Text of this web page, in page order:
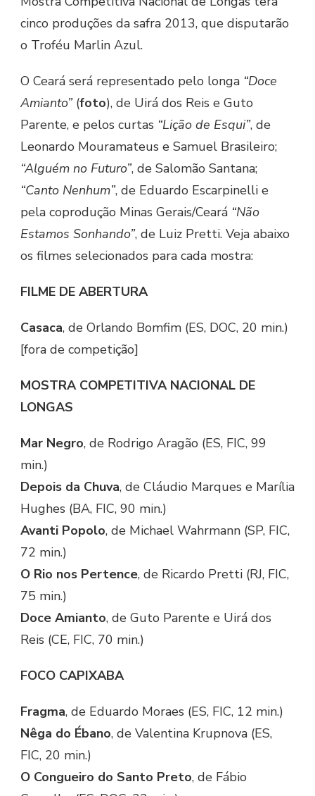
cinco produções da safra 2013, que disputarão
o Troféu Marlin Azul.
O Ceará será representado pelo longa “Doce
Amianto”(foto), de Uirá dos Reis e Guto
Parente, e pelos curtas “Lição de Esqui”, de
Leonardo Mouramateus e Samuel Brasileiro;
“Alguém no Futuro”, de Salomão Santana;
“Canto Nenhum”, de Eduardo Escarpinelli e
pela coprodução Minas Gerais/Ceará “Não
Estamos Sonhando”, de Luiz Pretti. Veja abaixo
os filmes selecionados para cada mostra:
FILME DE ABERTURA
Casaca, de Orlando Bomfim (ES, DOC, 20 min.)
[fora de competição]
MOSTRA COMPETITIVA NACIONAL DE
LONGAS
Mar Negro, de Rodrigo Aragão (ES, FIC, 99
min.)
Depois da Chuva, de Cláudio Marques e Marília
Hughes (BA, FIC, 90 min.)
Avanti Popolo, de Michael Wahrmann (SP, FIC,
72 min.)
O Rio nos Pertence, de Ricardo Pretti (RJ, FIC,
75 min.)
Doce Amianto, de Guto Parente e Uirá dos
Reis (CE, FIC, 70 min.)
FOCO CAPIXABA
Fragma, de Eduardo Moraes (ES, FIC, 12 min.)
Nêga do Ébano, de Valentina Krupnova (ES,
FIC, 20 min.)
O Congueiro do Santo Preto, de Fábio